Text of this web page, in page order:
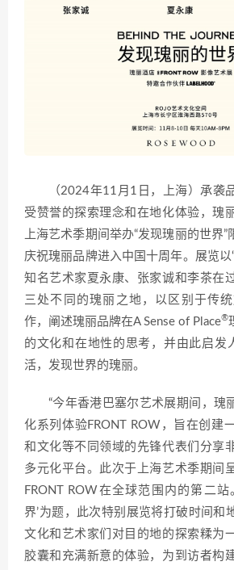
（2024年11月1日，上海）承袭
受赞誉的探索理念和在地化体验，瑰
上海艺术季期间举办“发现瑰丽的世界
庆祝瑰丽品牌进入中国十周年。展览以
知名艺术家夏永康、张家诚和李茶在
三处不同的瑰丽之地，以区别于传
作，阐述瑰丽品牌在A Sense of Place®
的文化和在地性的思考，并由此启发
活，发现世界的瑰丽。
“今年香港巴塞尔艺术展期间，瑰
化系列体验FRONT ROW，旨在创建
和文化等不同领域的先锋代表们分享
多元化平台。此次于上海艺术季期间
FRONT ROW在全球范围内的第二站
界’为题，此次特别展览将打破时间和
文化和艺术家们对目的地的探索糅为
胶囊和充满新意的体验，为到访者构